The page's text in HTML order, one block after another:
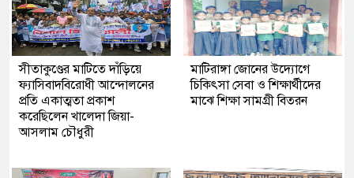
সীতাকুণ্ডের মাটিতে দাঁড়িয়ে
ফ্যাসিবাদবিরোধী আন্দোলনের
প্রতি একাত্মতা প্রকাশ
করেছিলেন খালেদা জিয়া-
আসলাম চৌধুরী
মাটিরাঙ্গা জোনের উদ্যোগে
চিকিৎসা সেবা ও শিক্ষার্থীদের
মাঝে শিক্ষা সামগ্রী বিতরন